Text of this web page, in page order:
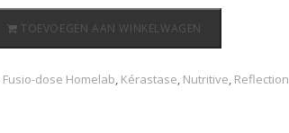
TOEVOEGEN AAN WINKELWAGEN
Fusio-dose Homelab, Kérastase, Nutritive, Reflection